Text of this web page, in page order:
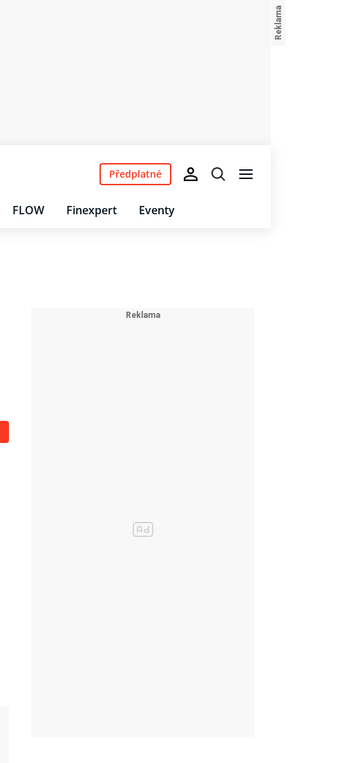
FLOW Finexpert Eventy
Předplatné